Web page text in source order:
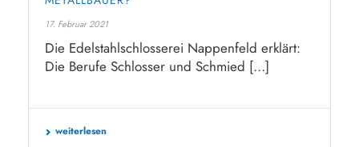
17. Februar 2021
Die Edelstahlschlosserei Nappenfeld erklärt:
Die Berufe Schlosser und Schmied […]
weiterlesen